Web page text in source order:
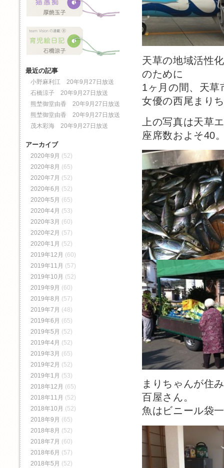
天草の地域活性
のために
1ヶ月の間、天草
女優の西尾まり
上の写真は天草
座席数およそ40
まりちゃんが住
百屋さん。
魚はビニール袋
最近の記事
小野麻利江 20年9月27日放送
石橋涼子 20年9月27日放送
熊埜御堂由香 20年9月27日放送
熊埜御堂由香 20年9月27日放送
茂木彩海 20年9月27日放送
アーカイブ
2020年9月 (52)
2020年8月 (65)
2020年7月 (52)
2020年6月 (52)
2020年5月 (65)
2020年4月 (53)
2020年3月 (60)
2020年2月 (57)
2020年1月 (52)
2019年12月 (60)
2019年11月 (57)
2019年10月 (52)
2019年9月 (60)
2019年8月 (57)
2019年7月 (48)
2019年6月 (65)
2019年5月 (52)
2019年4月 (52)
2019年3月 (65)
2019年2月 (52)
2019年1月 (53)
2018年12月 (65)
2018年11月 (52)
2018年10月 (52)
2018年9月 (65)
2018年8月 (52)
2018年7月 (60)
2018年6月 (57)
2018年5月 (52)